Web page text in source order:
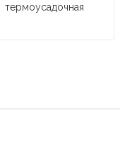
термоусадочная